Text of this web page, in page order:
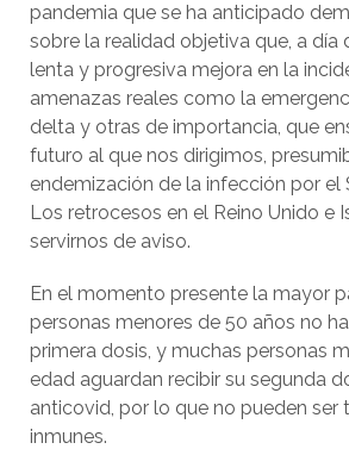
pandemia que se ha anticipado
sobre la realidad objetiva que, a día
lenta y progresiva mejora en la
amenazas reales como la
delta y otras de importancia, que
futuro al que nos dirigimos,
endemización de la infección por el
Los retrocesos en el Reino Unido e
servirnos de aviso.
En el momento presente la mayor
personas menores de 50 años no
primera dosis, y muchas personas
edad aguardan recibir su segunda
anticovid, por lo que no pueden ser
inmunes.